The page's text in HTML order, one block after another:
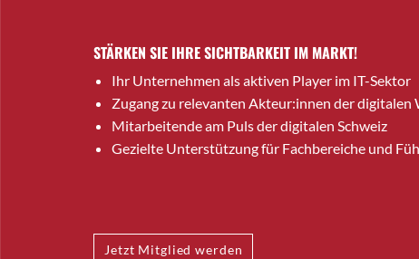
STÄRKEN SIE IHRE SICHTBARKEIT IM MARKT!
Ihr Unternehmen als aktiven Player im IT-Sektor
Zugang zu relevanten Akteur:innen der digitalen
Mitarbeitende am Puls der digitalen Schweiz
Gezielte Unterstützung für Fachbereiche und
Jetzt Mitglied werden